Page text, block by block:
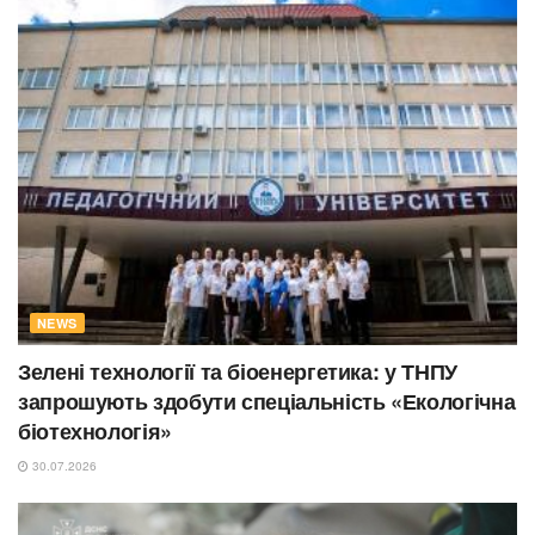
NEWS
Зелені технології та біоенергетика: у ТНПУ
запрошують здобути спеціальність «Екологічна
біотехнологія»
30.07.2026